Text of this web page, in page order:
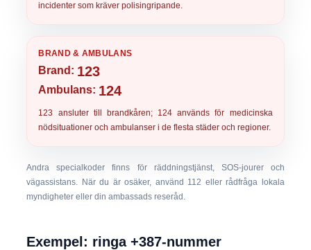
incidenter som kräverpolisingripande.
BRAND & AMBULANS
Brand: 123
Ambulans: 124
123 ansluter till brandkåren; 124 används för medicinska
nödsituationer och ambulanser i de flesta städer och regioner.
Andra specialkoder finns för räddningstjänst, SOS-jourer och
vägassistans. När du är osäker, använd 112 eller rådfråga lokala
myndigheter eller din ambassads reseråd.
Exempel: ringa +387-nummer